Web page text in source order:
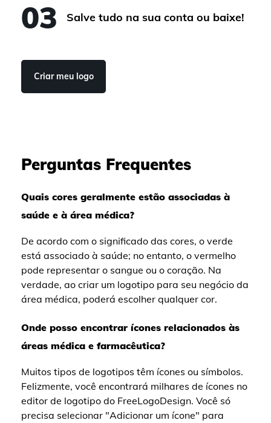
03 Salve tudo na sua conta ou baixe!
Criar meu logo
Perguntas Frequentes
Quais cores geralmente estão associadas à
saúde e à área médica?
De acordo com o significado das cores, o verde
está associado à saúde; no entanto, o vermelho
pode representar o sangue ou o coração. Na
verdade, ao criar um logotipo para seu negócio da
área médica, poderá escolher qualquer cor.
Onde posso encontrar ícones relacionados às
áreas médica e farmacêutica?
Muitos tipos de logotipos têm ícones ou símbolos.
Felizmente, você encontrará milhares de ícones no
editor de logotipo do FreeLogoDesign. Você só
precisa selecionar "Adicionar um ícone" para